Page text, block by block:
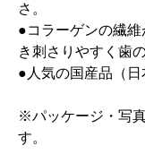
さ。
●コラーゲンの繊
き刺さりやすく歯
●人気の国産品（日
※パッケージ・写
す。